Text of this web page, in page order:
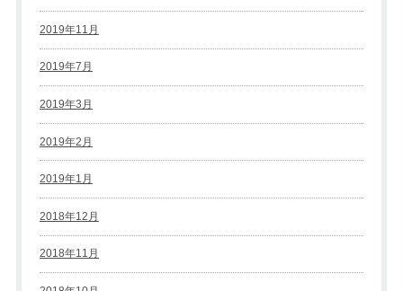
2019年11月
2019年7月
2019年3月
2019年2月
2019年1月
2018年12月
2018年11月